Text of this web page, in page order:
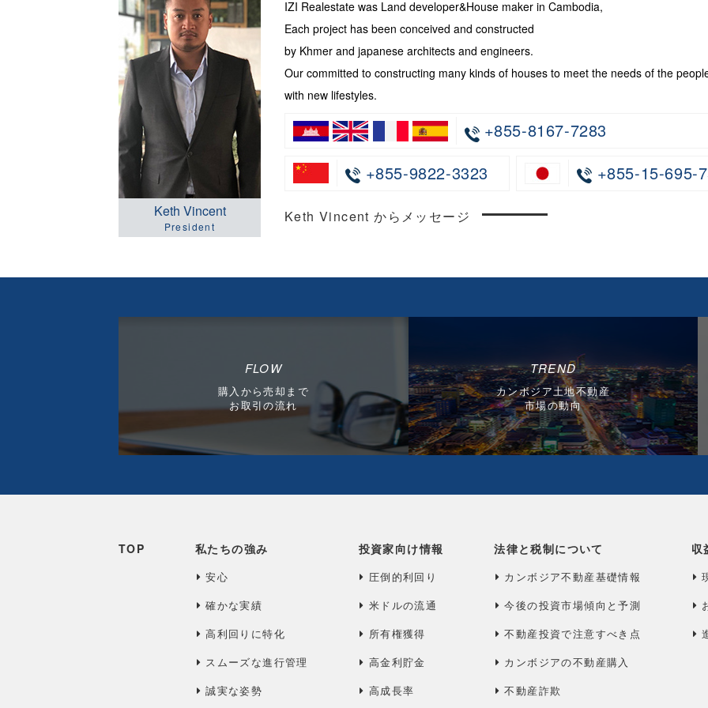
Keth Vincent
President
IZI Realestate was Land developer&House maker in Cambodia,
Each project has been conceived and constructed
by Khmer and japanese architects and engineers.
Our committed to constructing many kinds of houses to meet the needs of the
with new lifestyles.
+855-8167-7283
+855-9822-3323
+855-15-695-
Keth Vincent からメッセージ
FLOW
購入から売却まで
お取引の流れ
TREND
カンボジア土地不動産
市場の動向
TOP 私たちの強み
安心
確かな実績
高利回りに特化
スムーズな進行管理
誠実な姿勢
投資家向け情報
圧倒的利回り
米ドルの流通
所有権獲得
高金利貯金
高成長率
法律と税制について
カンボジア不動産基礎情報
今後の投資市場傾向と予測
不動産投資で注意すべき点
カンボジアの不動産購入
不動産詐欺
収